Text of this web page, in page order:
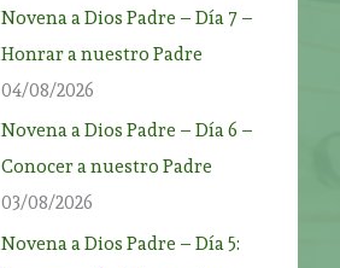
Novena a Dios Padre – Día 7 –
Honrar a nuestro Padre
04/08/2026
Novena a Dios Padre – Día 6 –
Conocer a nuestro Padre
03/08/2026
Novena a Dios Padre – Día 5: